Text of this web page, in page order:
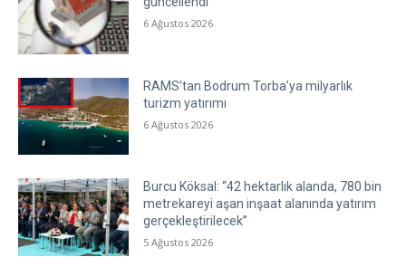
6 Ağustos 2026
RAMS’tan Bodrum Torba’ya milyarlık
turizm yatırımı
6 Ağustos 2026
Burcu Köksal: “42 hektarlık alanda, 780 bin
metrekareyi aşan inşaat alanında yatırım
gerçekleştirilecek”
5 Ağustos 2026